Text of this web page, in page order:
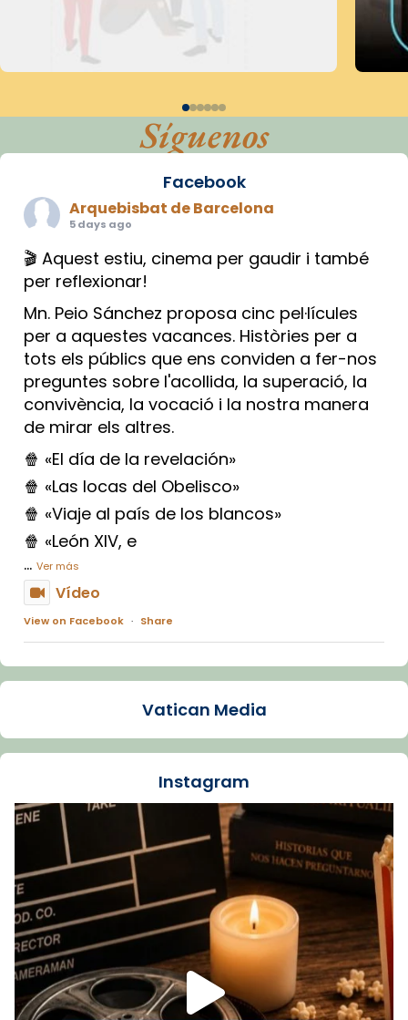
Síguenos
Facebook
Arquebisbat de Barcelona
5 days ago
🎬 Aquest estiu, cinema per gaudir i també
per reflexionar!
Mn. Peio Sánchez proposa cinc pel·lícules
per a aquestes vacances. Històries per a
tots els públics que ens conviden a fer-nos
preguntes sobre l'acollida, la superació, la
convivència, la vocació i la nostra manera
de mirar els altres.
🍿 «El día de la revelación»
🍿 «Las locas del Obelisco»
🍿 «Viaje al país de los blancos»
🍿 «León XIV, e
... Ver más
Vídeo
View on Facebook · Share
Arquebisbat de Barcelona
La Carmina va patir depressió. Fa gairebé
dos mesos, a l'Estadi Lluís Companys, la
Recupera l'entrevista comp
Vatican
tican News 👇
www.vaticannews.va/es/iglesia/news/2026-
07/carmina-historia-depresion-papa-viaje-
espana-testimoni...
Foto
View on Facebook · Share
Vatican Media
Instagram